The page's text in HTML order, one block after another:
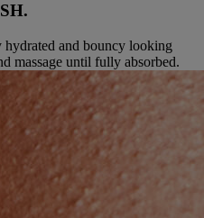
and bouncy looking
massage until fully absorbed.